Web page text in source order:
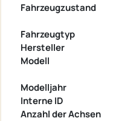
Fahrzeugzustand
Fahrzeugtyp
Hersteller
Modell
Modelljahr
Interne ID
Anzahl der Achsen